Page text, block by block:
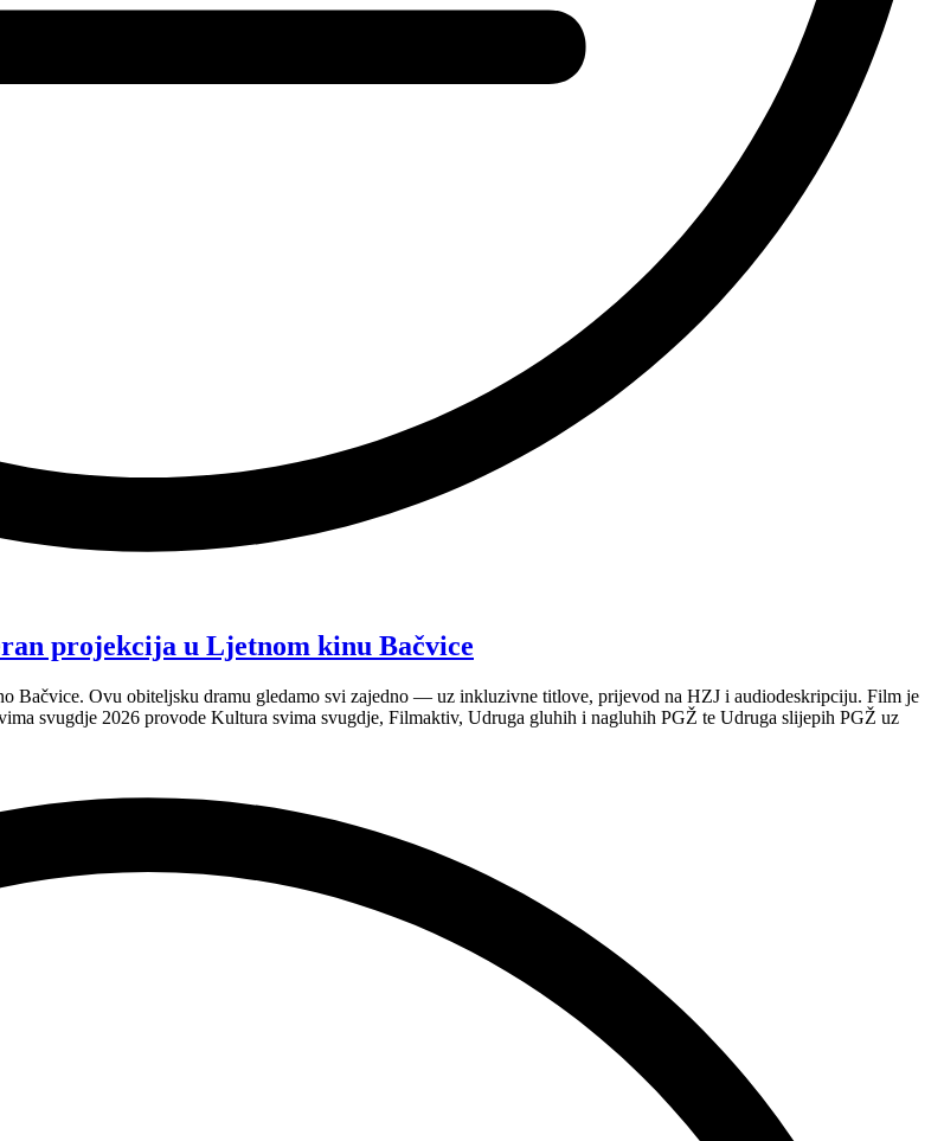
projekcija u Ljetnom kinu Bačvice
Bačvice. Ovu obiteljsku dramu gledamo svi zajedno — uz inkluzivne titlove, prijevod na HZJ i audiodeskripciju. Film je
svugdje 2026 provode Kultura svima svugdje, Filmaktiv, Udruga gluhih i nagluhih PGŽ te Udruga slijepih PGŽ uz